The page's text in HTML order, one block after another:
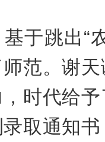
于跳出“
范。谢
时代给
取通知